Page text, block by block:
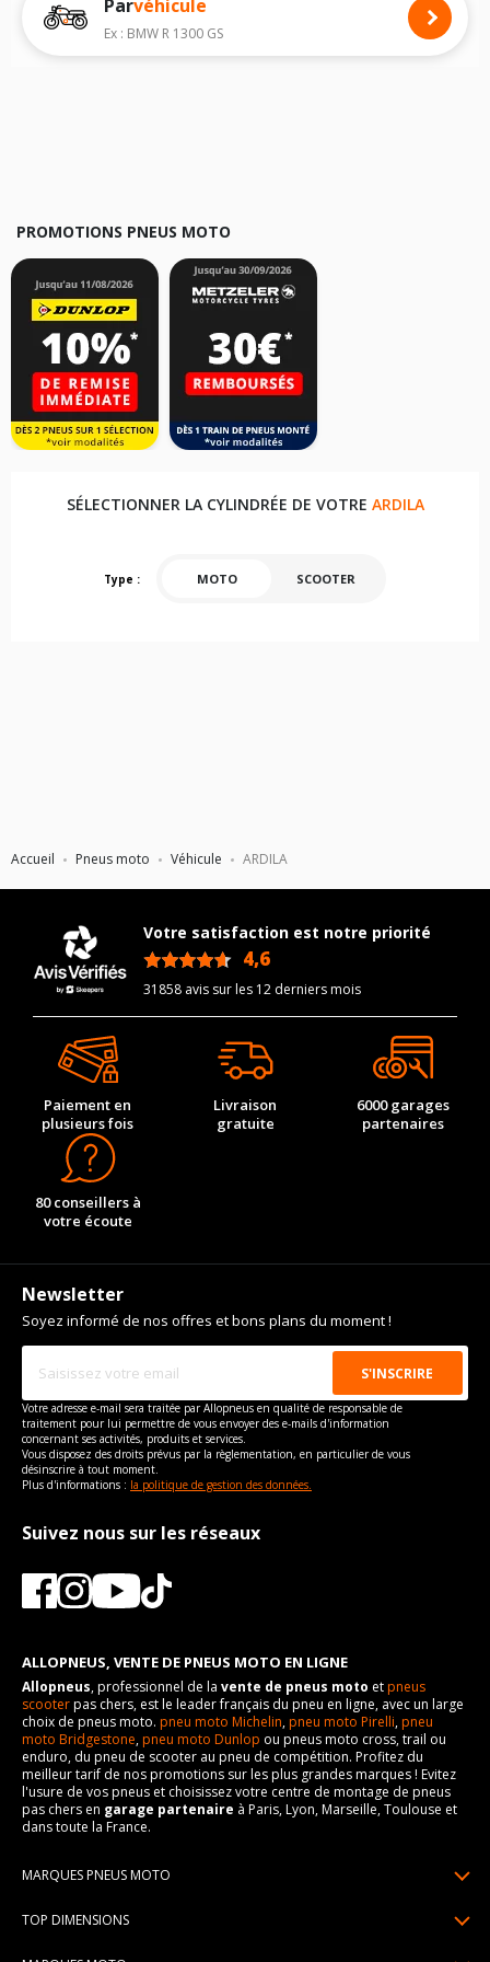
Accueil Pneus moto Véhicule ARDILA
Nous recommandons de toujours monter des pneus moto avec les
dimensions homologuées par le constructeur.
Pour cela, veuillez sélectionner la motorisation de votre motoARDILA
Parvéhicule
Ex : BMW R 1300 GS
PROMOTIONS PNEUS MOTO
SÉLECTIONNER LA CYLINDRÉE DE VOTRE ARDILA
Type : MOTO SCOOTER
Votre satisfaction est notre priorité
4,6
31858 avis sur les 12 derniers mois
Paiement en
plusieurs fois
Livraison
gratuite
6000 garages
partenaires
80 conseillers à
votre écoute
Newsletter
Soyez informé de nos offres et bons plans du moment !
Votre adresse e-mail sera traitée par Allopneus en qualité de responsable de
traitement pour lui permettre de vous envoyer des e-mails d'information
concernant ses activités, produits et services.
Vous disposez des droits prévus par la règlementation, en particulier de vous
désinscrire à tout moment.
Plus d'informations : la politique de gestion des données.
Suivez nous sur les réseaux
ALLOPNEUS, VENTE DE PNEUS MOTO EN LIGNE
Allopneus, professionnel de la vente de pneus moto etpneus
scooterpas chers, est le leader français du pneu en ligne, avec un large
choix de pneus moto. pneu moto Michelin,pneu moto Pirelli,pneu
moto Bridgestone,pneu moto Dunlop ou pneus moto cross, trail ou
enduro, du pneu de scooter au pneu de compétition. Profitez du
meilleur tarif de nos promotions sur les plus grandes marques ! Evitez
l'usure de vos pneus et choisissez votre centre de montage de pneus
pas chers en garage partenaire à Paris, Lyon, Marseille, Toulouse et
dans toute la France.
MARQUES PNEUS MOTO
TOP DIMENSIONS